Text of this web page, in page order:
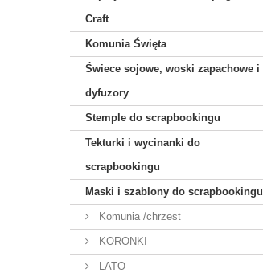
Craft
Komunia Święta
Świece sojowe, woski zapachowe i
dyfuzory
Stemple do scrapbookingu
Tekturki i wycinanki do
scrapbookingu
Maski i szablony do scrapbookingu
Komunia /chrzest
KORONKI
LATO